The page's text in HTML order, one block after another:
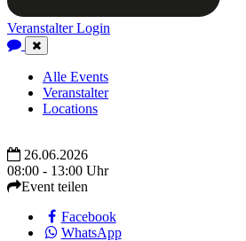
Veranstalter Login
Close
Navigation
Alle Events
Veranstalter
Locations
26.06.2026
08:00 - 13:00 Uhr
Event teilen
Facebook
WhatsApp